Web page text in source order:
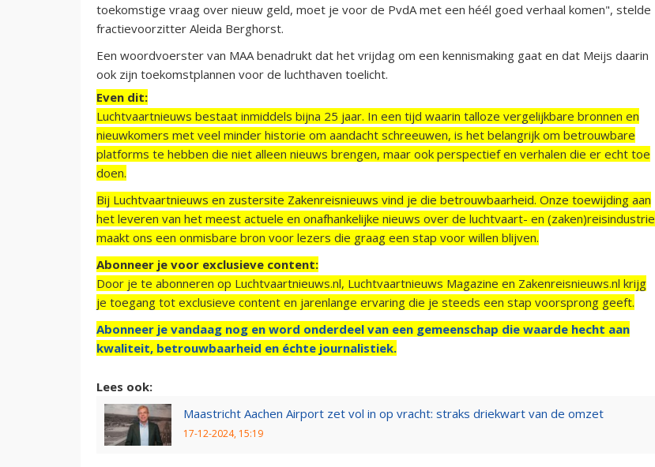
toekomstige vraag over nieuw geld, moet je voor de PvdA met een héél goed verhaal komen", stelde
fractievoorzitter Aleida Berghorst.
Een woordvoerster van MAA benadrukt dat het vrijdag om een kennismaking gaat en dat Meijs daarin
ook zijn toekomstplannen voor de luchthaven toelicht.
Even dit:
Luchtvaartnieuws bestaat inmiddels bijna 25 jaar. In een tijd waarin talloze vergelijkbare bronnen en
nieuwkomers met veel minder historie om aandacht schreeuwen, is het belangrijk om betrouwbare
platforms te hebben die niet alleen nieuws brengen, maar ook perspectief en verhalen die er echt toe
doen.
Bij Luchtvaartnieuws en zustersite Zakenreisnieuws vind je die betrouwbaarheid. Onze toewijding aan
het leveren van het meest actuele en onafhankelijke nieuws over de luchtvaart- en (zaken)reisindustrie
maakt ons een onmisbare bron voor lezers die graag een stap voor willen blijven.
Abonneer je voor exclusieve content:
Door je te abonneren op Luchtvaartnieuws.nl, Luchtvaartnieuws Magazine en Zakenreisnieuws.nl krijg
je toegang tot exclusieve content en jarenlange ervaring die je steeds een stap voorsprong geeft.
Abonneer je vandaag nog en word onderdeel van een gemeenschap die waarde hecht aan
kwaliteit, betrouwbaarheid en échte journalistiek.
Lees ook:
Maastricht Aachen Airport zet vol in op vracht: straks driekwart van de omzet
17-12-2024, 15:19